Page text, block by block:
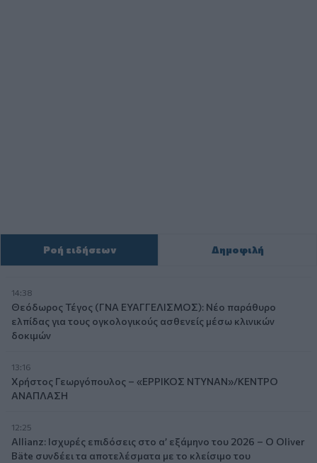
Ροή ειδήσεων Δημοφιλή
14:38
Θεόδωρος Τέγος (ΓΝΑ ΕΥΑΓΓΕΛΙΣΜΟΣ): Νέο παράθυρο
ελπίδας για τους ογκολογικούς ασθενείς μέσω κλινικών
δοκιμών
13:16
Χρήστος Γεωργόπουλος – «ΕΡΡΙΚΟΣ ΝΤΥΝΑΝ»/ΚΕΝΤΡΟ
ΑΝΑΠΛΑΣΗ
12:25
Allianz: Ισχυρές επιδόσεις στο α’ εξάμηνο του 2026 – Ο Oliver
Bäte συνδέει τα αποτελέσματα με το κλείσιμο του